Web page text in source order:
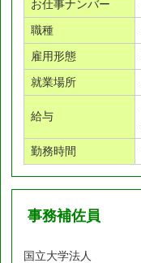
お仕事ナンバー
職種
雇用形態
就業場所
給与
勤務時間
事務補佐員
国立大学法人